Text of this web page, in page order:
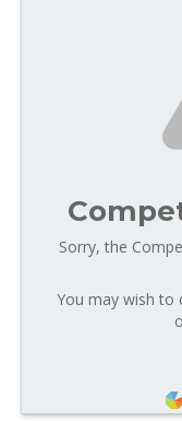
Sorry, the
You may wish